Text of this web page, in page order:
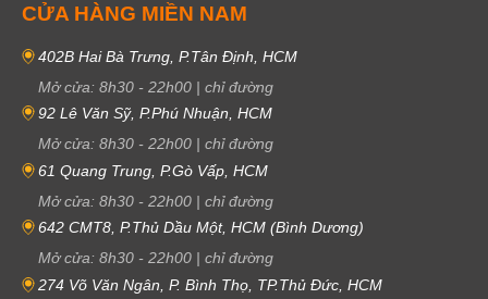
CỬA HÀNG MIỀN NAM
402B Hai Bà Trưng, P.Tân Định, HCM
Mở cửa: 8h30 - 22h00 | chỉ đường
92 Lê Văn Sỹ, P.Phú Nhuận, HCM
Mở cửa: 8h30 - 22h00 | chỉ đường
61 Quang Trung, P.Gò Vấp, HCM
Mở cửa: 8h30 - 22h00 | chỉ đường
642 CMT8, P.Thủ Dầu Một, HCM (Bình Dương)
Mở cửa: 8h30 - 22h00 | chỉ đường
274 Võ Văn Ngân, P. Bình Thọ, TP.Thủ Đức, HCM